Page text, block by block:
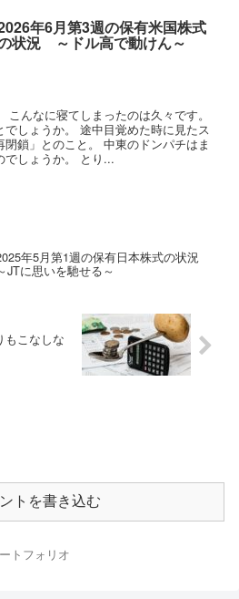
年6月第3週の保有米国株式
状況 ～ドル高で動けん～
んなに寝てしまったのは久々です。
しょうか。 途中目覚めた時に見たス
鎖」とのこと。 中東のドンパチはま
でしょうか。 とり...
年5月第1週の保有日本株式の状況
JTに思いを馳せる～
こなしな
トを書き込む
トフォリオ